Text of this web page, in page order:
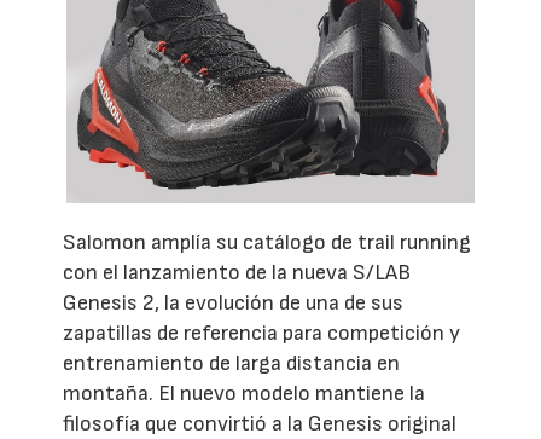
Salomon amplía su catálogo de trail running
con el lanzamiento de la nueva S/LAB
Genesis 2, la evolución de una de sus
zapatillas de referencia para competición y
entrenamiento de larga distancia en
montaña. El nuevo modelo mantiene la
filosofía que convirtió a la Genesis original